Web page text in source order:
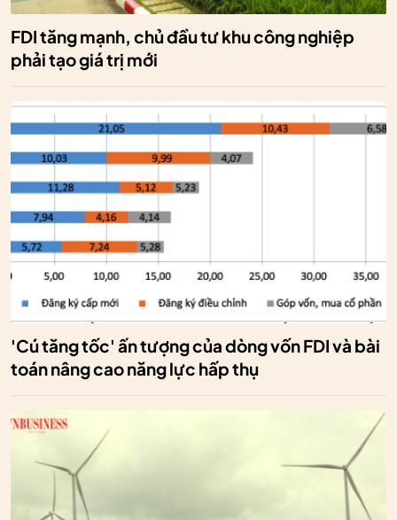
FDI tăng mạnh, chủ đầu tư khu công nghiệp
phải tạo giá trị mới
'Cú tăng tốc' ấn tượng của dòng vốn FDI và bài
toán nâng cao năng lực hấp thụ